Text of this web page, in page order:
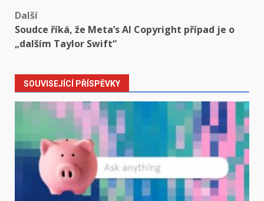
Další
Soudce říká, že Meta’s AI Copyright případ je o
„dalším Taylor Swift“
SOUVISEJÍCÍ PŘÍSPĚVKY